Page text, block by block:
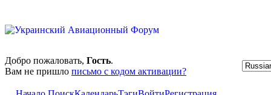
Добро пожаловать, Гость.
Вам не пришло письмо с кодом активации?